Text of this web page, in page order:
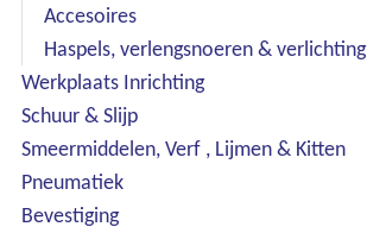
Accesoires
Haspels, verlengsnoeren & verlichting
Werkplaats Inrichting
Schuur & Slijp
Smeermiddelen, Verf , Lijmen & Kitten
Pneumatiek
Bevestiging